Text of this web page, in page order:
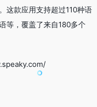
这款应用支持超过110种语
等，覆盖了来自180多个